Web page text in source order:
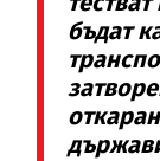
бъдат